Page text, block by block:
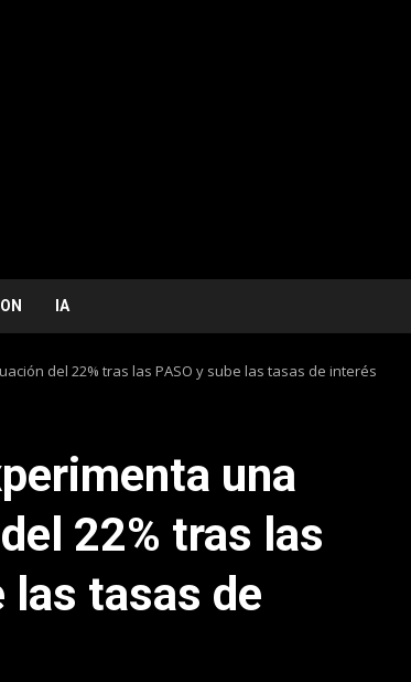
IA
del 22% tras las PASO y sube las tasas de interés
una
22% tras las
las tasas de